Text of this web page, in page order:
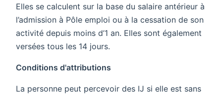
Elles se calculent sur la base du salaire antérieur à
l’admission à Pôle emploi ou à la cessation de son
activité depuis moins d’1 an. Elles sont également
versées tous les 14 jours.
Conditions d'attributions
La personne peut percevoir des IJ si elle est sans